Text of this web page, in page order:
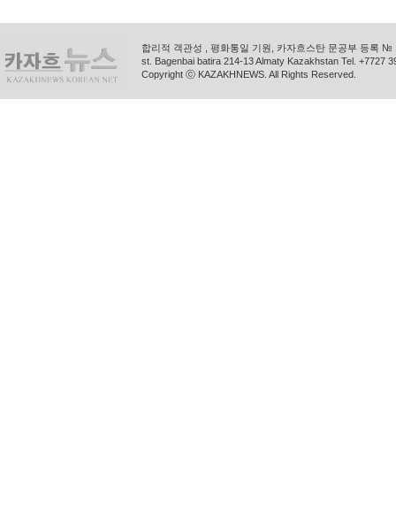
합리적 객관성 , 평화통일 기원, 카자흐스탄 문공부 등록
st. Bagenbai batira 214-13 Almaty Kazakhstan Tel. +7727
Copyright ⓒ KAZAKHNEWS. All Rights Reserved.